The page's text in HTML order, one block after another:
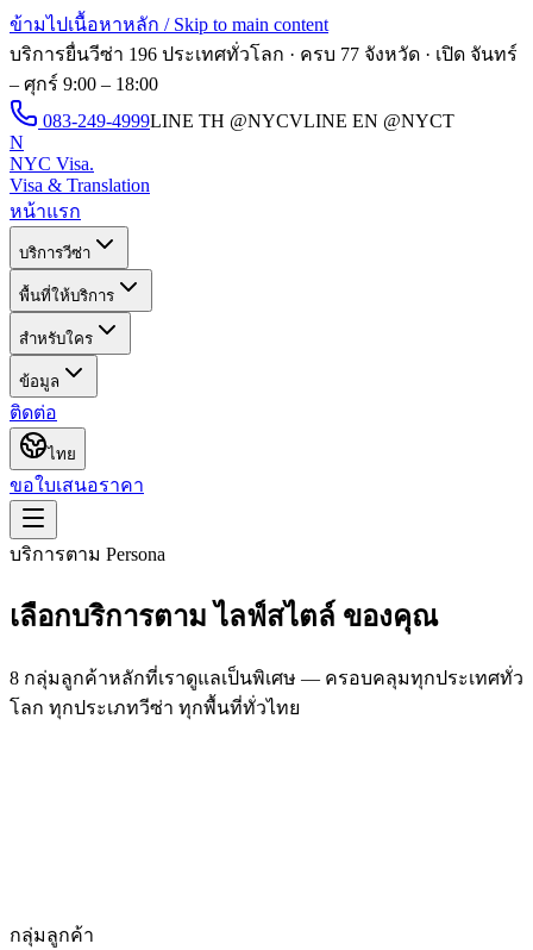
ข้ามไปเนื้อหาหลัก / Skip to main content
บริการยื่นวีซ่า 196 ประเทศทั่วโลก · ครบ 77 จังหวัด · เปิด จันทร์
– ศุกร์ 9:00 – 18:00
083-249-4999LINE TH @NYCVLINE EN @NYCT
N
NYC Visa.
Visa & Translation
หน้าแรก
บริการวีซ่า
พื้นที่ให้บริการ
สำหรับใคร
ข้อมูล
ติดต่อ
ไทย
ขอใบเสนอราคา
บริการตาม Persona
เลือกบริการตามไลฟ์สไตล์ ของคุณ
8 กลุ่มลูกค้าหลักที่เราดูแลเป็นพิเศษ — ครอบคลุมทุกประเทศทั่ว
โลก ทุกประเภทวีซ่า ทุกพื้นที่ทั่วไทย
กลุ่มลูกค้า